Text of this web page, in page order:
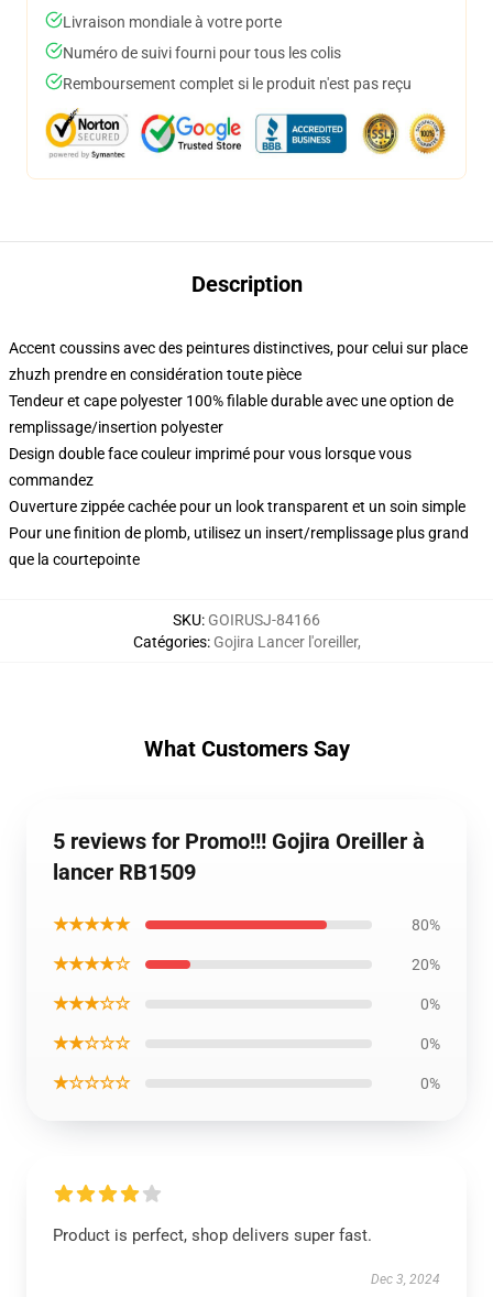
Livraison mondiale à votre porte
Numéro de suivi fourni pour tous les colis
Remboursement complet si le produit n'est pas reçu
Description
Accent coussins avec des peintures distinctives, pour celui sur place
zhuzh prendre en considération toute pièce
Tendeur et cape polyester 100% filable durable avec une option de
remplissage/insertion polyester
Design double face couleur imprimé pour vous lorsque vous
commandez
Ouverture zippée cachée pour un look transparent et un soin simple
Pour une finition de plomb, utilisez un insert/remplissage plus grand
que la courtepointe
SKU: GOIRUSJ-84166
Catégories: Gojira Lancer l'oreiller,
What Customers Say
5 reviews for Promo!!! Gojira Oreiller à
lancer RB1509
★★★★★ 80%
★★★★☆ 20%
★★★☆☆ 0%
★★☆☆☆ 0%
★☆☆☆☆ 0%
Product is perfect, shop delivers super fast.
Dec 3, 2024